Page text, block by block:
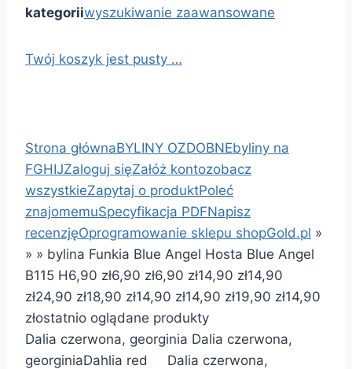
kategoriiwyszukiwanie zaawansowane
Twój koszyk jest pusty …
Strona głównaBYLINY OZDOBNEbyliny na
FGHIJZaloguj sięZałóż kontozobacz
wszystkieZapytaj o produktPoleć
znajomemuSpecyfikacja PDFNapisz
recenzjęOprogramowanie sklepu shopGold.pl »
» » bylina Funkia Blue Angel Hosta Blue Angel
B115 H6,90 zł6,90 zł6,90 zł14,90 zł14,90
zł24,90 zł18,90 zł14,90 zł14,90 zł19,90 zł14,90
złostatnio oglądane produkty
Dalia czerwona, georginia Dalia czerwona,
georginiaDahlia red Dalia czerwona,